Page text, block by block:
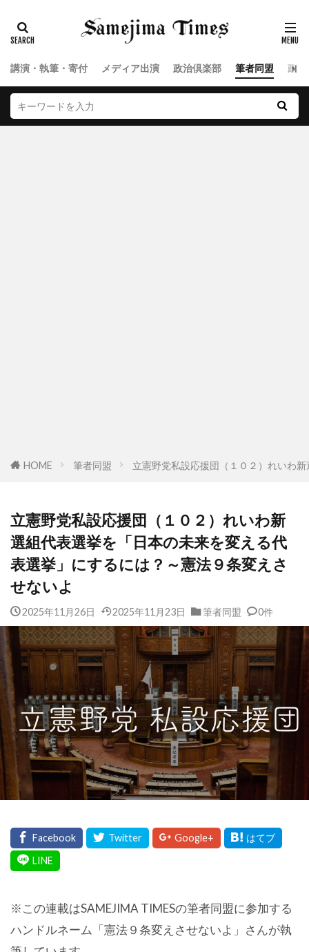
講演・執筆・寄付 メディア出演 政治倶楽部 筆者同盟 政
HOME 筆者同盟 立憲野党私設応援団（１０２）れいわ
立憲野党私設応援団（１０２）れいわ新
選組代表選挙を「日本の未来を変える代
表選挙」にするには？～憲法９条変えさ
せないよ
2025年11月26日 2025年11月23日 筆者同盟 0件
※この連載はSAMEJIMA TIMESの筆者同盟に参加する
ハンドルネーム「憲法９条変えさせないよ」さんが執